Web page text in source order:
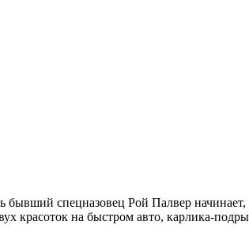
спецназовец Рой Палвер начинает,
красоток на быстром авто, карлика-